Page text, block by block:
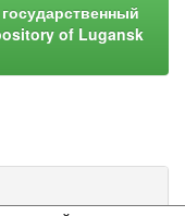
of Lugansk